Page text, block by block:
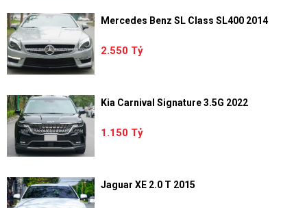
Mercedes Benz SL Class SL400 2014
2.550 Tỷ
Kia Carnival Signature 3.5G 2022
1.150 Tỷ
Jaguar XE 2.0 T 2015